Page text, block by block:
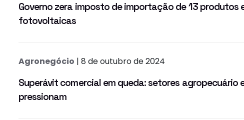
Governo zera imposto de importação de 13 produtos
fotovoltaicas
Agronegócio | 8 de outubro de 2024
Superávit comercial em queda: setores agropecuário
pressionam